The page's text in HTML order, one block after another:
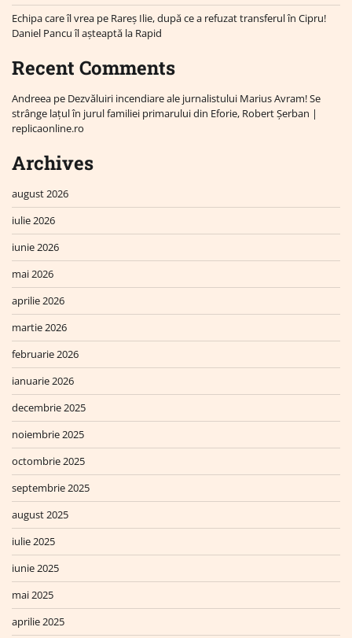
Echipa care îl vrea pe Rareș Ilie, după ce a refuzat transferul în Cipru!
Daniel Pancu îl așteaptă la Rapid
Recent Comments
Andreea pe Dezvăluiri incendiare ale jurnalistului Marius Avram! Se
strânge lațul în jurul familiei primarului din Eforie, Robert Șerban |
replicaonline.ro
Archives
august 2026
iulie 2026
iunie 2026
mai 2026
aprilie 2026
martie 2026
februarie 2026
ianuarie 2026
decembrie 2025
noiembrie 2025
octombrie 2025
septembrie 2025
august 2025
iulie 2025
iunie 2025
mai 2025
aprilie 2025